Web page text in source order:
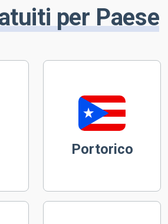
per Paese
Portorico